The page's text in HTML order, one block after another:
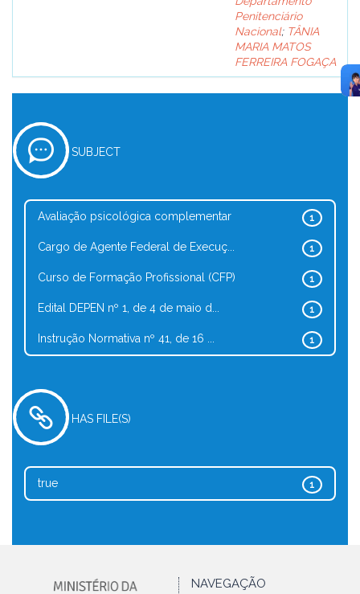
Penitenciário
Nacional; TÂNIA
MARIA MATOS
FERREIRA FOGAÇA
SUBJECT
1
Avaliação psicológica complementar
1
Cargo de Agente Federal de Execuç...
1
Curso de Formação Profissional (CFP)
1
Edital DEPEN nº 1, de 4 de maio d...
1
Instrução Normativa nº 41, de 16 ...
HAS FILE(S)
1
true
NAVEGAÇÃO